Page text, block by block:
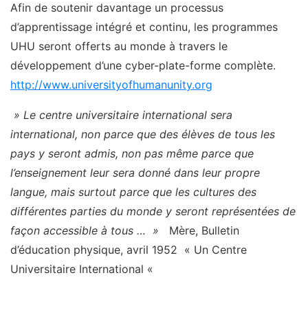
Afin de soutenir davantage un processus
d’apprentissage intégré et continu, les programmes
UHU seront offerts au monde à travers le
développement d’une cyber-plate-forme complète.
http://www.universityofhumanunity.org
» Le centre universitaire international sera
international, non parce que des élèves de tous les
pays y seront admis, non pas même parce que
l’enseignement leur sera donné dans leur propre
langue, mais surtout parce que les cultures des
différentes parties du monde y seront représentées de
façon accessible à tous … »
Mère, Bulletin
d’éducation physique, avril 1952 « Un Centre
Universitaire International «